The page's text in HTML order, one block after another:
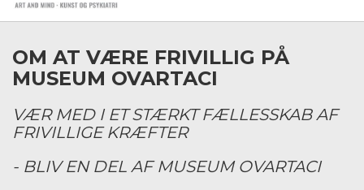
OM AT VÆRE FRIVILLIG PÅ
MUSEUM OVARTACI
VÆR MED I ET STÆRKT FÆLLESSKAB AF
FRIVILLIGE KRÆFTER
- BLIV EN DEL AF MUSEUM OVARTACI